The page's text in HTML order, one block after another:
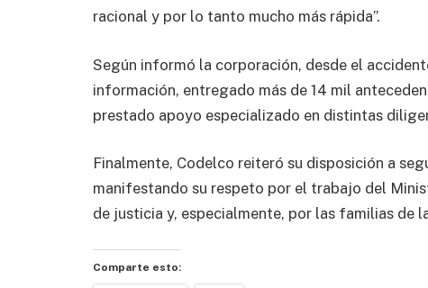
racional y por lo tanto mucho más rápida”.
Según informó la corporación, desde el
información, entregado más de 14 mil
prestado apoyo especializado en distintas
Finalmente, Codelco reiteró su disposición a
manifestando su respeto por el trabajo del
de justicia y, especialmente, por las familias de
Comparte esto: